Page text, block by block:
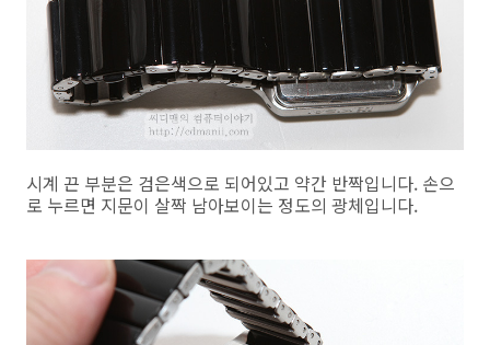
시계 끈 부분은 검은색으로 되어있고 약간 반짝입니다. 손으
로 누르면 지문이 살짝 남아보이는 정도의 광체입니다.